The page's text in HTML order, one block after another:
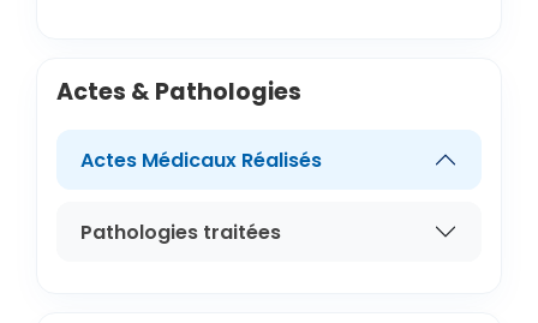
Actes & Pathologies
Actes Médicaux Réalisés
Pathologies traitées